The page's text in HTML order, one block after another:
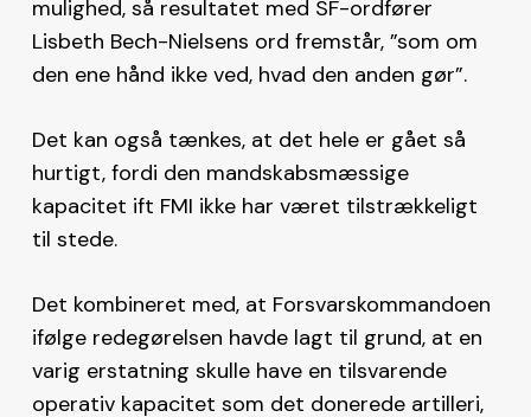
mulighed, så resultatet med SF-ordfører
Lisbeth Bech-Nielsens ord fremstår, ”som om
den ene hånd ikke ved, hvad den anden gør”.
Det kan også tænkes, at det hele er gået så
hurtigt, fordi den mandskabsmæssige
kapacitet ift FMI ikke har været tilstrækkeligt
til stede.
Det kombineret med, at Forsvarskommandoen
ifølge redegørelsen havde lagt til grund, at en
varig erstatning skulle have en tilsvarende
operativ kapacitet som det donerede artilleri,